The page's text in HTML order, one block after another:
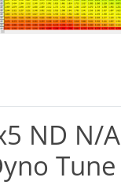
ND N/A
Tune